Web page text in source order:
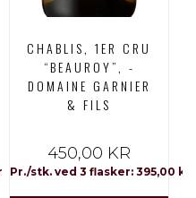
CHABLIS, 1ER CRU
“BEAUROY”, -
DOMAINE GARNIER
& FILS
450,00 KR
Pr./stk. ved 3 flasker: 395,00 kr